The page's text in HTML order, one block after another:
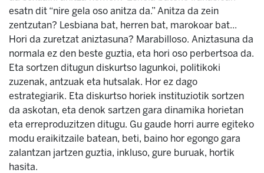
esatn dit “nire gela oso anitza da.” Anitza da zein
zentzutan? Lesbiana bat, herren bat, marokoar bat...
Hori da zuretzat aniztasuna? Marabilloso. Aniztasuna da
normala ez den beste guztia, eta hori oso perbertsoa da.
Eta sortzen ditugun diskurtso lagunkoi, politikoki
zuzenak, antzuak eta hutsalak. Hor ez dago
estrategiarik. Eta diskurtso horiek instituziotik sortzen
da askotan, eta denok sartzen gara dinamika horietan
eta erreproduzitzen ditugu. Gu gaude horri aurre egiteko
modu eraikitzaile batean, beti, baino hor egongo gara
zalantzan jartzen guztia, inkluso, gure buruak, hortik
hasita.